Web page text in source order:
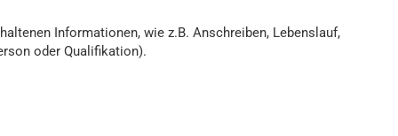
Informationen, wie z.B. Anschreiben, Lebenslauf,
oder Qualifikation).